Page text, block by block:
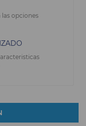
opciones